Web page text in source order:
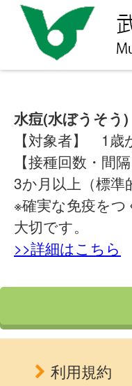
水痘(水ぼうそう)
【対象者】 1歳
【接種回数・間隔
3か月以上（標
※確実な免疫を
大切です。
>>詳細はこちら
利用規約